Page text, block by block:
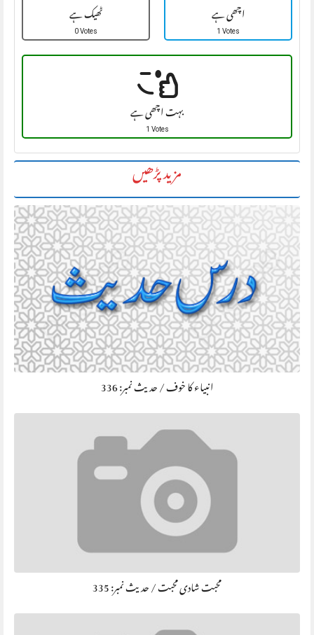
ٹھیک ہے
0 Votes اچھی ہے
1 Votes
بہت اچھی ہے
1 Votes
مزید پڑھیں
انبیاء کا خوف / حديث نمبر: 336
محبت شادی محبت / حديث نمبر: 335